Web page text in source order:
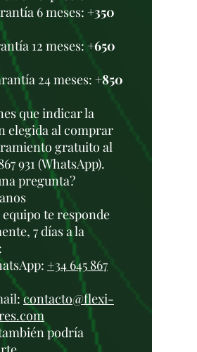
6 meses: +350
12 meses: +650
24 meses: +850
que indicar la
elegida al comprar
gratuito al
931 (WhatsApp).
pregunta?
te responde
7 días a la
+34 645 867
contacto@flexi-
podría